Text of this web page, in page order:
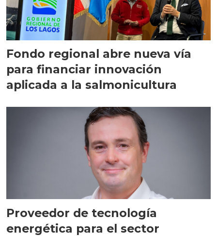
Fondo regional abre nueva vía
para financiar innovación
aplicada a la salmonicultura
Proveedor de tecnología
energética para el sector